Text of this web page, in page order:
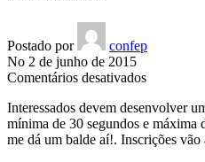
Postado por
confep
No 2 de junho de 2015
Comentários desativadosem
inscrições
para
concurso
Interessados devem desenvolver
mínima de 30 segundos e máxima
me dá um balde aí!. Inscrições vão